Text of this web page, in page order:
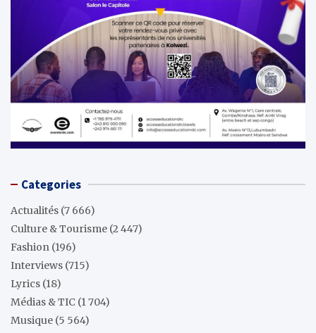
Categories
Actualités (7 666)
Culture & Tourisme (2 447)
Fashion (196)
Interviews (715)
Lyrics (18)
Médias & TIC (1 704)
Musique (5 564)